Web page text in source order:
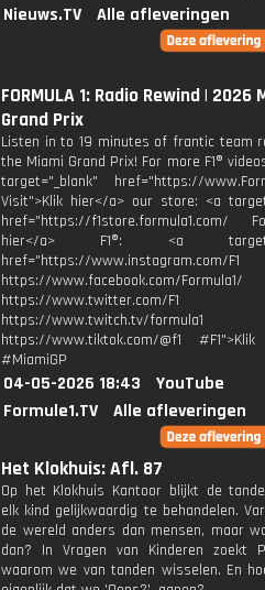
Nieuws.TV
Alle afleveringen
FORMULA 1: Radio Rewind | 2026
Grand Prix
Listen in to 19 minutes of frantic team
the Miami Grand Prix! For more F1®
target="_blank" href="https://
Visit">Klik hier</a> our store: <a
href="https://f1store.formula1.com/
hier</a> F1®: <a
href="https://www.instagram.com/F1
https://www.facebook.com/Formula1/
https://www.twitter.com/F1
https://www.twitch.tv/formula1
https://www.tiktok.com/@f1
#MiamiGP
04-05-2026 18:43
YouTube
Formule1.TV
Alle afleveringen
Het Klokhuis: Afl. 87
Op het Klokhuis Kantoor blijkt de
elk kind gelijkwaardig te behandelen.
de wereld anders dan mensen, maar
dan? In Vragen van Kinderen zoekt
waarom we van tanden wisselen. En